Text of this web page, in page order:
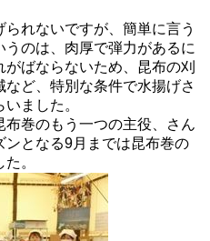
れないですが、簡単に言う
のは、肉厚で弾力があるに
ばならないため、昆布の刈
ど、特別な条件で水揚げさ
ました。
布巻のもう一つの主役、さん
ンとなる9月までは昆布巻の
。